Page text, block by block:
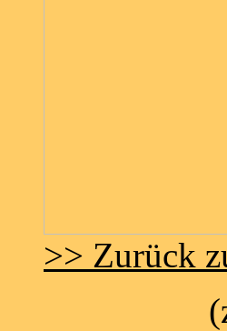
>> Zurück